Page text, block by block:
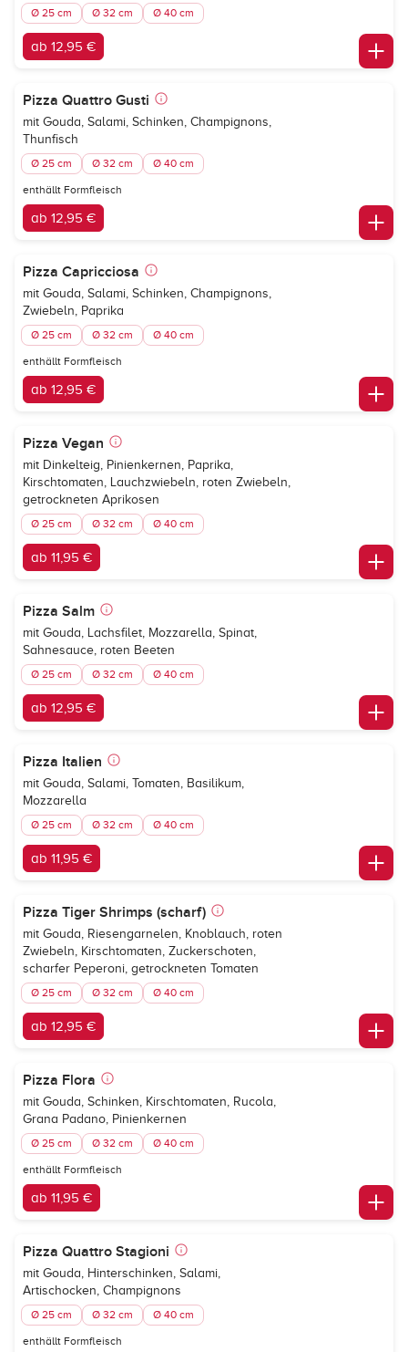
Ø 25 cm Ø 32 cm Ø 40 cm
ab 12,95 €
Pizza Quattro Gusti
mit Gouda, Salami, Schinken, Champignons,
Thunfisch
Ø 25 cm Ø 32 cm Ø 40 cm
enthällt Formfleisch
ab 12,95 €
Pizza Capricciosa
mit Gouda, Salami, Schinken, Champignons,
Zwiebeln, Paprika
Ø 25 cm Ø 32 cm Ø 40 cm
enthällt Formfleisch
ab 12,95 €
Pizza Vegan
mit Dinkelteig, Pinienkernen, Paprika,
Kirschtomaten, Lauchzwiebeln, roten Zwiebeln,
getrockneten Aprikosen
Ø 25 cm Ø 32 cm Ø 40 cm
ab 11,95 €
Pizza Salm
mit Gouda, Lachsfilet, Mozzarella, Spinat,
Sahnesauce, roten Beeten
Ø 25 cm Ø 32 cm Ø 40 cm
ab 12,95 €
Pizza Italien
mit Gouda, Salami, Tomaten, Basilikum,
Mozzarella
Ø 25 cm Ø 32 cm Ø 40 cm
ab 11,95 €
Pizza Tiger Shrimps (scharf)
mit Gouda, Riesengarnelen, Knoblauch, roten
Zwiebeln, Kirschtomaten, Zuckerschoten,
scharfer Peperoni, getrockneten Tomaten
Ø 25 cm Ø 32 cm Ø 40 cm
ab 12,95 €
Pizza Flora
mit Gouda, Schinken, Kirschtomaten, Rucola,
Grana Padano, Pinienkernen
Ø 25 cm Ø 32 cm Ø 40 cm
enthällt Formfleisch
ab 11,95 €
Pizza Quattro Stagioni
mit Gouda, Hinterschinken, Salami,
Artischocken, Champignons
Ø 25 cm Ø 32 cm Ø 40 cm
enthällt Formfleisch